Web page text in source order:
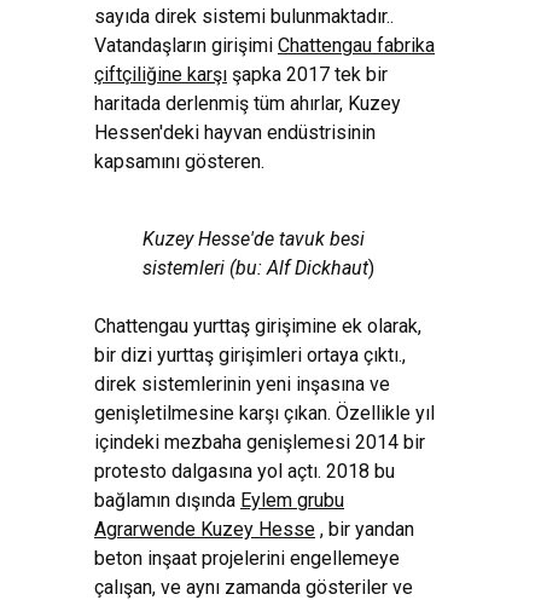
sayıda direk sistemi bulunmaktadır..
Vatandaşların girişimi Chattengau fabrika
çiftçiliğine karşı şapka 2017 tek bir
haritada derlenmiş tüm ahırlar, Kuzey
Hessen'deki hayvan endüstrisinin
kapsamını gösteren.
Kuzey Hesse'de tavuk besi
sistemleri (bu: Alf Dickhaut)
Chattengau yurttaş girişimine ek olarak,
bir dizi yurttaş girişimleri ortaya çıktı.,
direk sistemlerinin yeni inşasına ve
genişletilmesine karşı çıkan. Özellikle yıl
içindeki mezbaha genişlemesi 2014 bir
protesto dalgasına yol açtı. 2018 bu
bağlamın dışında Eylem grubu
Agrarwende Kuzey Hesse , bir yandan
beton inşaat projelerini engellemeye
çalışan, ve aynı zamanda gösteriler ve